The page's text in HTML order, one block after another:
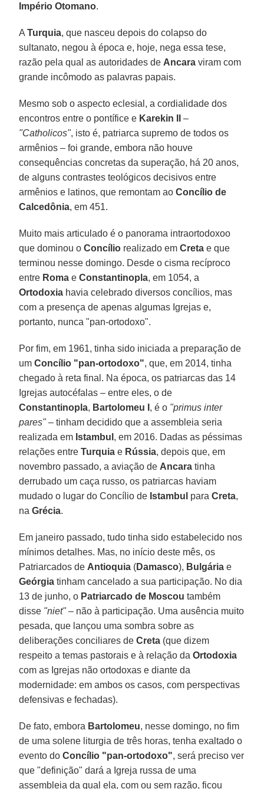
Império Otomano.
ATurquia, que nasceu depois do colapso do
sultanato, negou à época e, hoje, nega essa tese,
razão pela qual as autoridades de Ancara viram com
grande incômodo as palavras papais.
Mesmo sob o aspecto eclesial, a cordialidade dos
encontros entre o pontífice e Karekin II
–
"Catholicos", isto é, patriarca supremo de todos os
armênios – foi grande, embora não houve
consequências concretas da superação, há 20 anos,
de alguns contrastes teológicos decisivos entre
armênios e latinos, que remontam aoConcílio de
Calcedônia, em 451.
Muito mais articulado é o panorama intraortodoxoo
que dominou oConcílio realizado emCreta e que
terminou nesse domingo. Desde o cisma recíproco
entre Roma eConstantinopla, em 1054, a
Ortodoxia havia celebrado diversos concílios, mas
com a presença de apenas algumas Igrejas e,
portanto, nunca "pan-ortodoxo".
Por fim, em 1961, tinha sido iniciada a preparação de
umConcílio "pan-ortodoxo", que, em 2014, tinha
chegado à reta final. Na época, os patriarcas das 14
Igrejas autocéfalas – entre eles, o de
Constantinopla, Bartolomeu I , é o "primus inter
pares"– tinham decidido que a assembleia seria
realizada em Istambul , em 2016. Dadas as péssimas
relações entreTurquia e Rússia, depois que, em
novembro passado, a aviação de Ancara tinha
derrubado um caça russo, os patriarcas haviam
mudado o lugar do Concílio de Istambul paraCreta,
naGrécia.
Em janeiro passado, tudo tinha sido estabelecido nos
mínimos detalhes. Mas, no início deste mês, os
Patriarcados de Antioquia (Damasco), Bulgária e
Geórgia tinham cancelado a sua participação. No dia
13 de junho, o Patriarcado de Moscou também
disse "niet"– não à participação. Uma ausência muito
pesada, que lançou uma sombra sobre as
deliberações conciliares deCreta (que dizem
respeito a temas pastorais e à relação daOrtodoxia
com as Igrejas não ortodoxas e diante da
modernidade: em ambos os casos, com perspectivas
defensivas e fechadas).
De fato, embora Bartolomeu, nesse domingo, no fim
de uma solene liturgia de três horas, tenha exaltado o
evento doConcílio "pan-ortodoxo", será preciso ver
que "definição" dará a Igreja russa de uma
assembleia da qual ela, com ou sem razão, ficou